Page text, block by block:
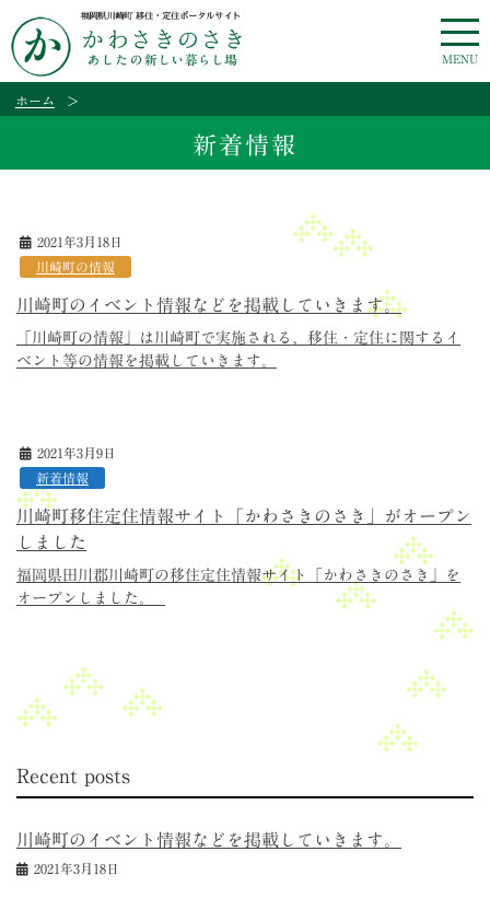
MENU
ホーム >
新着情報
2021年3月18日
川崎町の情報
川崎町のイベント情報などを掲載していきます。
「川崎町の情報」は川崎町で実施される、移住・定住に関するイ
ベント等の情報を掲載していきます。
2021年3月9日
新着情報
川崎町移住定住情報サイト「かわさきのさき」がオープン
しました
福岡県田川郡川崎町の移住定住情報サイト「かわさきのさき」を
オープンしました。
Recent posts
川崎町のイベント情報などを掲載していきます。
2021年3月18日